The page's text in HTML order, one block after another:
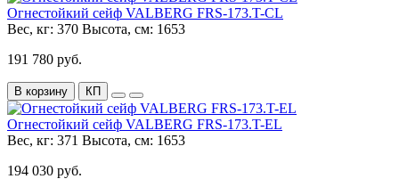
Огнестойкий сейф VALBERG FRS-173.T-CL
Вес, кг: 370 Высота, см: 1653
191 780 руб.
В корзину КП
Огнестойкий сейф VALBERG FRS-173.T-EL
Вес, кг: 371 Высота, см: 1653
194 030 руб.